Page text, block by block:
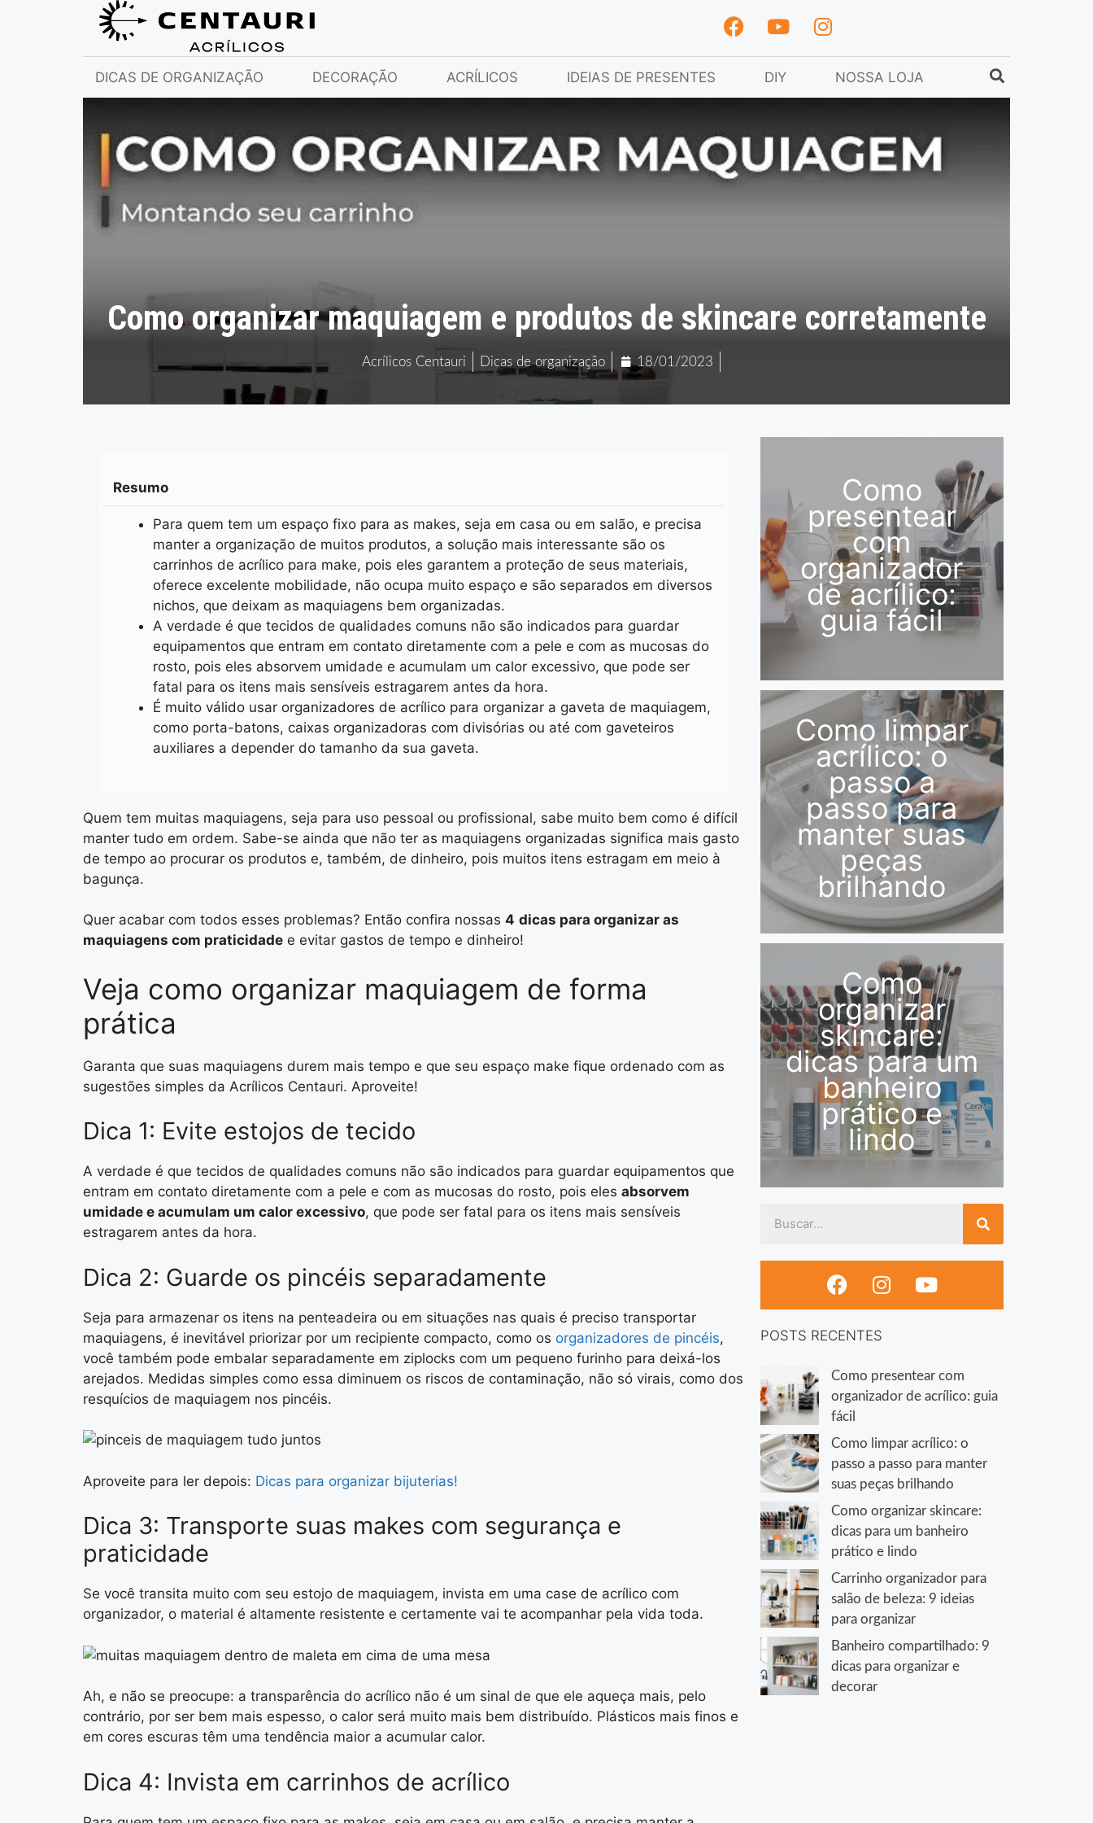
DICAS DE ORGANIZAÇÃO DECORAÇÃO ACRÍLICOS IDEIAS DE PRESENTES DIY NOSSA LOJA
Como organizar maquiagem e produtos de skincare corretamente
Acrílicos Centauri Dicas de organização 18/01/2023
Resumo
Para quem tem um espaço fixo para as makes, seja em casa ou em salão, e precisa
manter a organização de muitos produtos, a solução mais interessante são os
carrinhos de acrílico para make, pois eles garantem a proteção de seus materiais,
oferece excelente mobilidade, não ocupa muito espaço e são separados em diversos
nichos, que deixam as maquiagens bem organizadas.
A verdade é que tecidos de qualidades comuns não são indicados para guardar
equipamentos que entram em contato diretamente com a pele e com as mucosas do
rosto, pois eles absorvem umidade e acumulam um calor excessivo, que pode ser
fatal para os itens mais sensíveis estragarem antes da hora.
É muito válido usar organizadores de acrílico para organizar a gaveta de maquiagem,
como porta-batons, caixas organizadoras com divisórias ou até com gaveteiros
auxiliares a depender do tamanho da sua gaveta.
Quem tem muitas maquiagens, seja para uso pessoal ou profissional, sabe muito bem como é difícil
manter tudo em ordem. Sabe-se ainda que não ter as maquiagens organizadas significa mais gasto
de tempo ao procurar os produtos e, também, de dinheiro, pois muitos itens estragam em meio à
bagunça.
Quer acabar com todos esses problemas? Então confira nossas 4 dicas para organizar as
maquiagens com praticidade e evitar gastos de tempo e dinheiro!
Veja como organizar maquiagem de forma
prática
Garanta que suas maquiagens durem mais tempo e que seu espaço make fique ordenado com as
sugestões simples da Acrílicos Centauri. Aproveite!
Dica 1: Evite estojos de tecido
A verdade é que tecidos de qualidades comuns não são indicados para guardar equipamentos que
entram em contato diretamente com a pele e com as mucosas do rosto, pois eles absorvem
umidade e acumulam um calor excessivo, que pode ser fatal para os itens mais sensíveis
estragarem antes da hora.
Dica 2: Guarde os pincéis separadamente
Seja para armazenar os itens na penteadeira ou em situações nas quais é preciso transportar
maquiagens, é inevitável priorizar por um recipiente compacto, como os organizadores de pincéis,
você também pode embalar separadamente em ziplocks com um pequeno furinho para deixá-los
arejados. Medidas simples como essa diminuem os riscos de contaminação, não só virais, como dos
resquícios de maquiagem nos pincéis.
Aproveite para ler depois: Dicas para organizar bijuterias!
Dica 3: Transporte suas makes com segurança e
praticidade
Se você transita muito com seu estojo de maquiagem, invista em uma case de acrílico com
organizador, o material é altamente resistente e certamente vai te acompanhar pela vida toda.
Ah, e não se preocupe: a transparência do acrílico não é um sinal de que ele aqueça mais, pelo
contrário, por ser bem mais espesso, o calor será muito mais bem distribuído. Plásticos mais finos e
em cores escuras têm uma tendência maior a acumular calor.
Dica 4: Invista em carrinhos de acrílico
Como
presentear
com
organizador
de acrílico:
guia fácil
Como limpar
acrílico: o
passo a
passo para
manter suas
peças
brilhando
Como
organizar
skincare:
dicas para um
banheiro
prático e
lindo
POSTS RECENTES
Como presentear com
organizador de acrílico: guia
fácil
Como limpar acrílico: o
passo a passo para manter
suas peças brilhando
Como organizar skincare:
dicas para um banheiro
prático e lindo
Carrinho organizador para
salão de beleza: 9 ideias
para organizar
Banheiro compartilhado: 9
dicas para organizar e
decorar